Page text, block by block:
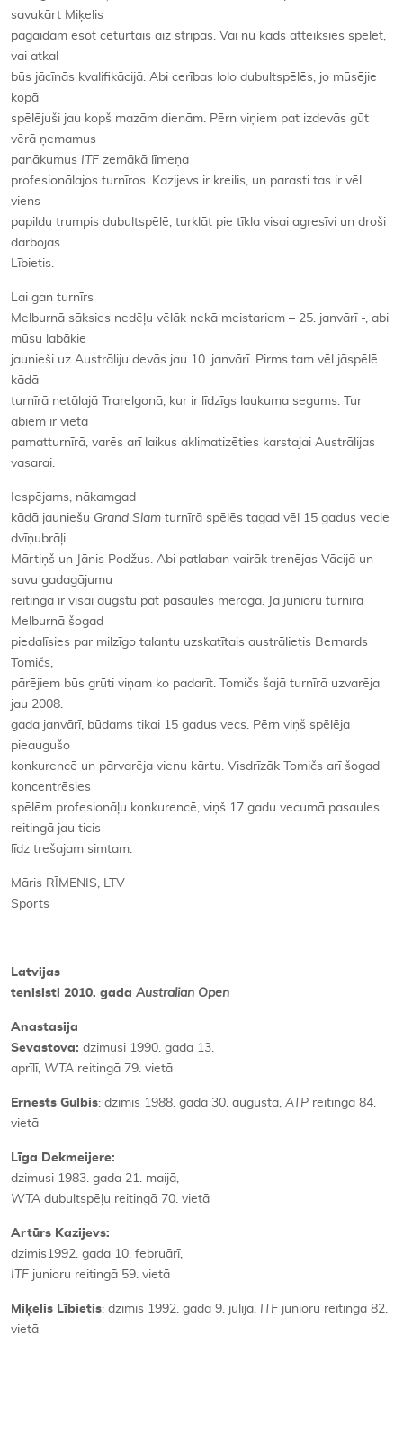
savukārt Miķelis
pagaidām esot ceturtais aiz strīpas. Vai nu kāds atteiksies spēlēt,
vai atkal
būs jācīnās kvalifikācijā. Abi cerības lolo dubultspēlēs, jo mūsējie
kopā
spēlējuši jau kopš mazām dienām. Pērn viņiem pat izdevās gūt
vērā ņemamus
panākumus ITF zemākā līmeņa
profesionālajos turnīros. Kazijevs ir kreilis, un parasti tas ir vēl
viens
papildu trumpis dubultspēlē, turklāt pie tīkla visai agresīvi un droši
darbojas
Lībietis.
Lai gan turnīrs
Melburnā sāksies nedēļu vēlāk nekā meistariem – 25. janvārī -, abi
mūsu labākie
jaunieši uz Austrāliju devās jau 10. janvārī. Pirms tam vēl jāspēlē
kādā
turnīrā netālajā Trarelgonā, kur ir līdzīgs laukuma segums. Tur
abiem ir vieta
pamatturnīrā, varēs arī laikus aklimatizēties karstajai Austrālijas
vasarai.
Iespējams, nākamgad
kādā jauniešu Grand Slam turnīrā spēlēs tagad vēl 15 gadus vecie
dvīņubrāļi
Mārtiņš un Jānis Podžus. Abi patlaban vairāk trenējas Vācijā un
savu gadagājumu
reitingā ir visai augstu pat pasaules mērogā. Ja junioru turnīrā
Melburnā šogad
piedalīsies par milzīgo talantu uzskatītais austrālietis Bernards
Tomičs,
pārējiem būs grūti viņam ko padarīt. Tomičs šajā turnīrā uzvarēja
jau 2008.
gada janvārī, būdams tikai 15 gadus vecs. Pērn viņš spēlēja
pieaugušo
konkurencē un pārvarēja vienu kārtu. Visdrīzāk Tomičs arī šogad
koncentrēsies
spēlēm profesionāļu konkurencē, viņš 17 gadu vecumā pasaules
reitingā jau ticis
līdz trešajam simtam.
Māris RĪMENIS, LTV
Sports
Latvijas
tenisisti 2010. gada Australian Open
Anastasija
Sevastova: dzimusi 1990. gada 13.
aprīlī, WTA reitingā 79. vietā
Ernests Gulbis: dzimis 1988. gada 30. augustā, ATP reitingā 84.
vietā
Līga Dekmeijere:
dzimusi 1983. gada 21. maijā,
WTA dubultspēļu reitingā 70. vietā
Artūrs Kazijevs:
dzimis1992. gada 10. februārī,
ITF junioru reitingā 59. vietā
Miķelis Lībietis: dzimis 1992. gada 9. jūlijā, ITF junioru reitingā 82.
vietā